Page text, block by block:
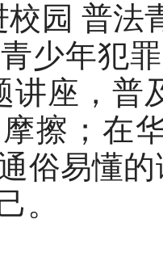
校园 普法
少年犯
讲座，
擦；在
俗易懂
。